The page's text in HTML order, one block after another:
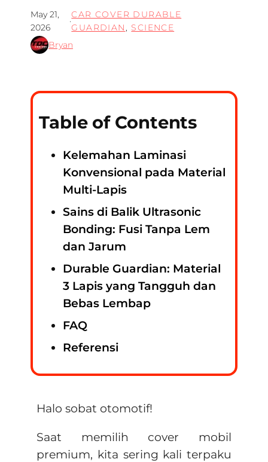
May 21,
2026
·
CAR COVER DURABLE
GUARDIAN , SCIENCE
Bryan
Table of Contents
Kelemahan Laminasi
Konvensional pada Material
Multi-Lapis
Sains di Balik Ultrasonic
Bonding: Fusi Tanpa Lem
dan Jarum
Durable Guardian: Material
3 Lapis yang Tangguh dan
Bebas Lembap
FAQ
Referensi
Halo sobat otomotif!
Saat memilih cover mobil
premium, kita sering kali terpaku